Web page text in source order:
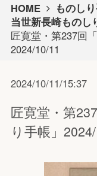
HOME
ものし
当世新長崎ものし
匠寛堂・第237回
2024/10/11
2024/10/11/15:37
匠寛堂・第
り手帳」